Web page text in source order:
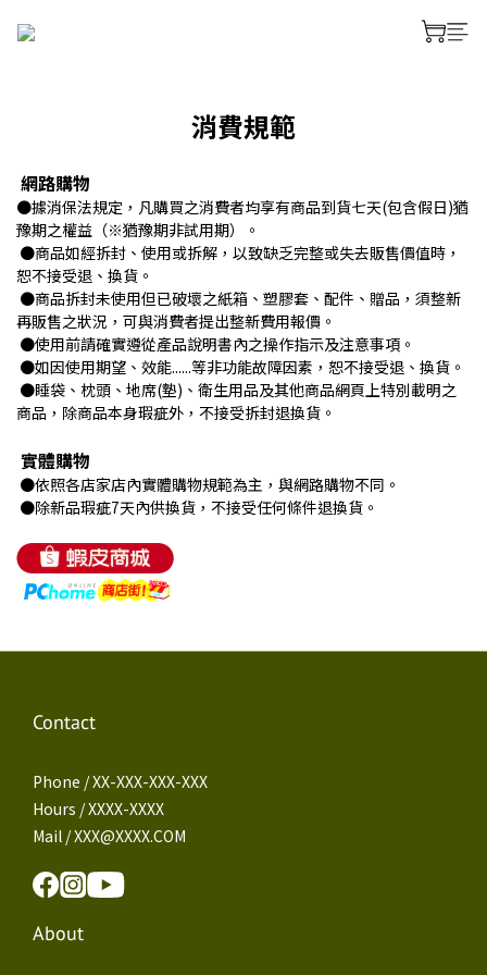
消費規範
網路購物
●據消保法規定，凡購買之消費者均享有商品到貨七天(包含假日)猶
豫期之權益（※猶豫期非試用期）。
●商品如經拆封、使用或拆解，以致缺乏完整或失去販售價值時，
恕不接受退、換貨。
●商品拆封未使用但已破壞之紙箱、塑膠套、配件、贈品，須整新
再販售之狀況，可與消費者提出整新費用報價。
●使用前請確實遵從產品說明書內之操作指示及注意事項。
●如因使用期望、效能......等非功能故障因素，恕不接受退、換貨。
●睡袋、枕頭、地席(墊)、衛生用品及其他商品網頁上特別載明之
商品，除商品本身瑕疵外，不接受拆封退換貨。
實體購物
●依照各店家店內實體購物規範為主，與網路購物不同。
●除新品瑕疵7天內供換貨，不接受任何條件退換貨。
Contact
Phone / XX-XXX-XXX-XXX
Hours / XXXX-XXXX
Mail / XXX@XXXX.COM
About